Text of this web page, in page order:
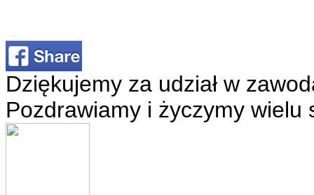
Dziękujemy za udział w
Pozdrawiamy i życzymy wielu